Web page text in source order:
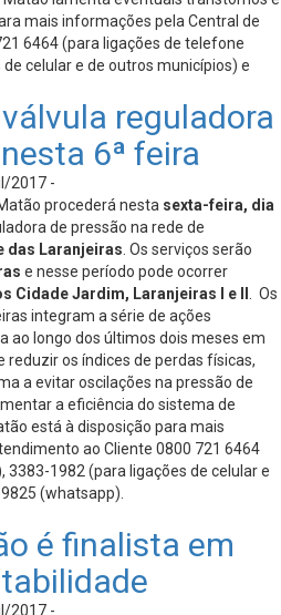
mais informações pela Central de
6464 (para ligações de telefone
celular e de outros municípios) e
reguladora
6ª feira
2017 -
procederá nesta sexta-feira, dia
de pressão na rede de
das Laranjeiras . Os serviços serão
e nesse período pode ocorrer
Cidade Jardim, Laranjeiras I e II
. Os
integram a série de ações
ao longo dos últimos dois meses em
reduzir os índices de perdas físicas,
a evitar oscilações na pressão de
a eficiência do sistema de
está à disposição para mais
ao Cliente 0800 721 6464
1982 (para ligações de celular e
(whatsapp).
é finalista em
2017 -